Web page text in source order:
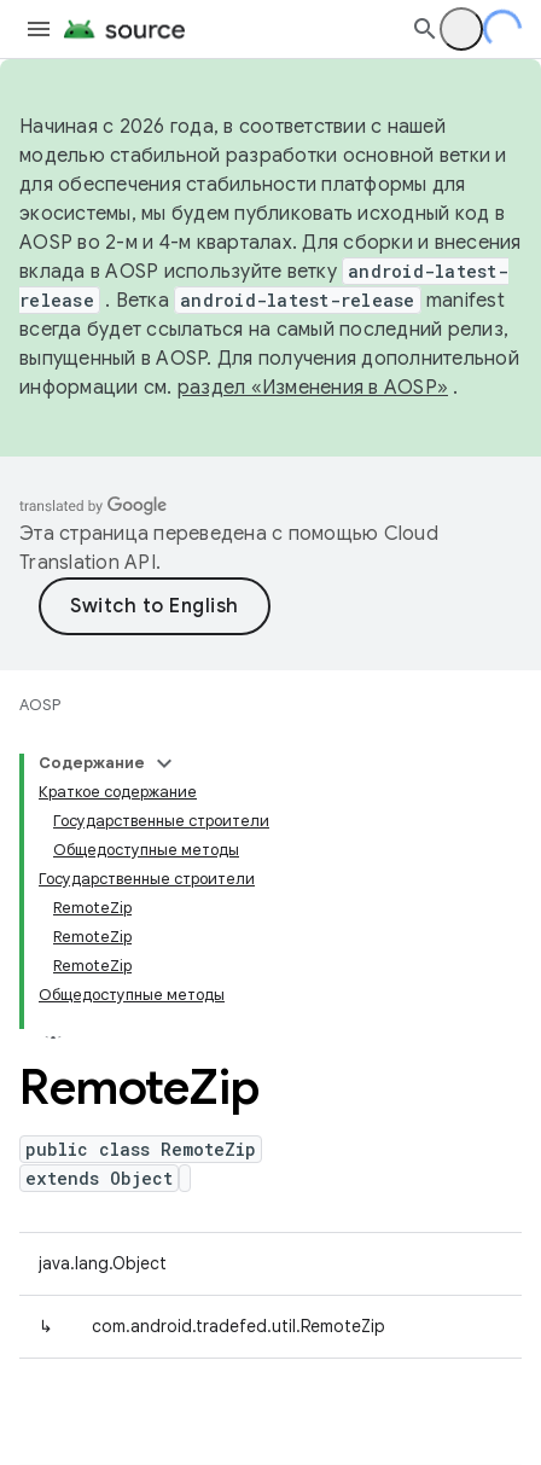
Начиная с 2026 года, в соответствии с нашей
моделью стабильной разработки основной ветки и
для обеспечения стабильности платформы для
экосистемы, мы будем публиковать исходный код в
AOSP во 2-м и 4-м кварталах. Для сборки и внесения
вклада в AOSP используйте ветку android-latest-
release . Ветка android-latest-release manifest
всегда будет ссылаться на самый последний релиз,
выпущенный в AOSP. Для получения дополнительной
информации см. раздел «Изменения в AOSP» .
Эта страница переведена с помощью Cloud
Translation API.
AOSP
Содержание
Краткое содержание
Государственные строители
Общедоступные методы
Государственные строители
RemoteZip
RemoteZip
RemoteZip
Общедоступные методы
RemoteZip
public class RemoteZip
extends Object
java.lang.Object
↳ com.android.tradefed.util.RemoteZip